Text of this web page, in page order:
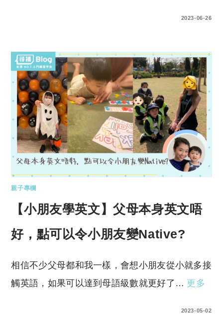
2023-06-26
親子專欄
【小朋友學英文】父母本身英文唔
好，點可以令小朋友變Native?
相信不少父母都和我一樣，會想小朋友從小就多接
觸英語，如果可以達到母語級數就更好了… 更多
2023-05-02